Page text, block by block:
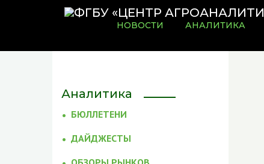
НОВОСТИ АНАЛИТИКА
Аналитика
БЮЛЛЕТЕНИ
ДАЙДЖЕСТЫ